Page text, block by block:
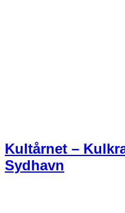
Kultårnet –
Sydhavn